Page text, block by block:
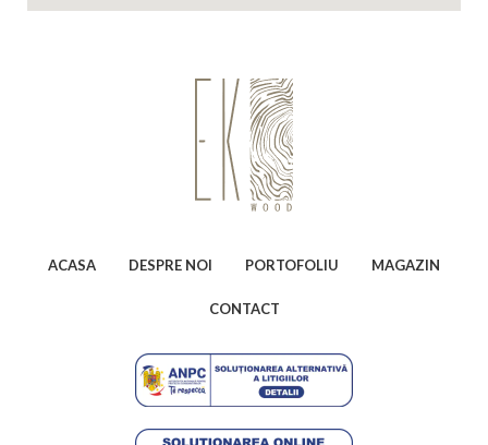
ACASA DESPRE NOI PORTOFOLIU MAGAZIN
CONTACT